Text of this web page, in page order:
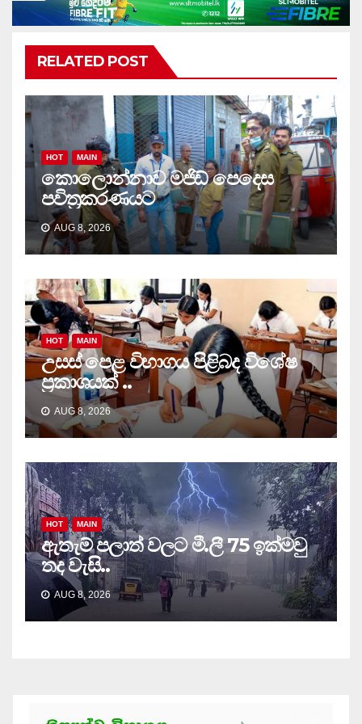
RELATED POST
HOT MAIN
කොලොන්නාව මජිඩ් පෙදෙස
පවිත්‍රකරණයට
AUG 8, 2026
HOT MAIN
උසස් පෙළ විභාගය පිළිබද විශේෂ
ප්‍රකාශයක් ..
AUG 8, 2026
HOT MAIN
ඇතැම් පලාත් වලට මී.ලී 75 ඉක්මවු
තද වැසි..
AUG 8, 2026